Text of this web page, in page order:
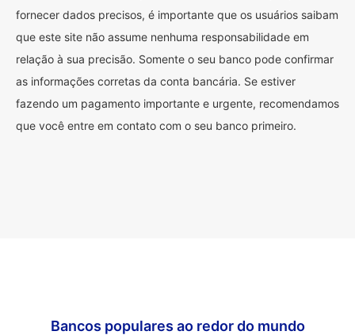
fornecer dados precisos, é importante que os usuários saibam
que este site não assume nenhuma responsabilidade em
relação à sua precisão. Somente o seu banco pode confirmar
as informações corretas da conta bancária. Se estiver
fazendo um pagamento importante e urgente, recomendamos
que você entre em contato com o seu banco primeiro.
Bancos populares ao redor do mundo